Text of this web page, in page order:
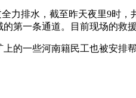
力排水，截至昨天夜里9时
第一条通道。目前现场的救
的一些河南籍民工也被安排